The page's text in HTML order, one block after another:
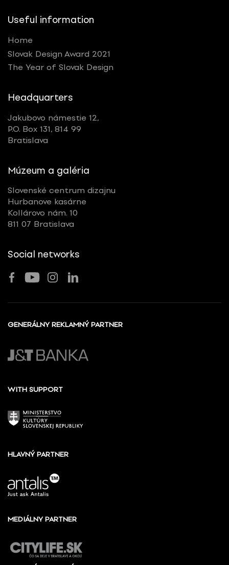
Useful information
Home
Slovak Design Award 2021
The Year of Slovak Design
Headquarters
Jakubovo námestie 12,
P.O. Box 131, 814 99
Bratislava
Múzeum a galéria
Slovenské centrum dizajnu
Hurbanove kasárne
Kollárovo nám. 10
811 07 Bratislava
Social networks
GENERÁLNY REKLAMNÝ PARTNER
WITH SUPPORT
HLAVNÝ PARTNER
MEDIÁLNY PARTNER